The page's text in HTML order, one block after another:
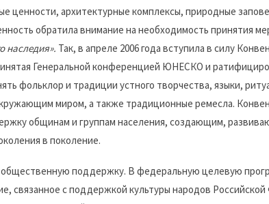
ценности, архитектурные комплексы, природные
обратила внимание на необходимость принятия
наследия». Так, в апреле 2006 года вступила в силу
Генеральной конференцией ЮНЕСКО и
фольклор и традиции устного творчества, языки,
миром, а также традиционные ремесла.
общинам и группам населения, создающим,
в поколение.
поддержку. В федеральную целевую
связанное с поддержкой культуры народов